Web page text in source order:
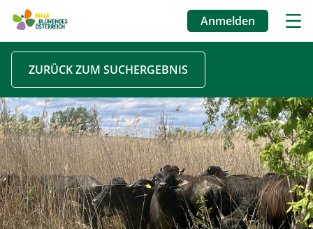
Direkt
zum
Inhalt
Benutzermenü
Anmelden
ZURÜCK ZUM SUCHERGEBNIS
Image